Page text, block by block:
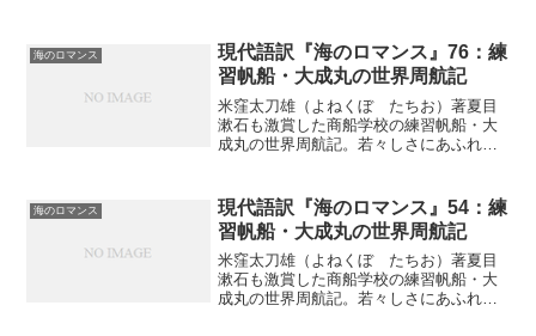
ドン行きが中止になった真相青年の心理
（こころ）として、とかく...
海のロマンス
現代語訳『海のロマンス』76：練
習帆船・大成丸の世界周航記
米窪太刀雄（よねくぼ たちお）著夏目
漱石も激賞した商船学校の練習帆船・大
成丸の世界周航記。若々しさにあふれた
テーブルクロスケープタウンは確かに景
勝地である。それは、南ア...
海のロマンス
現代語訳『海のロマンス』54：練
習帆船・大成丸の世界周航記
米窪太刀雄（よねくぼ たちお）著夏目
漱石も激賞した商船学校の練習帆船・大
成丸の世界周航記。若々しさにあふれた